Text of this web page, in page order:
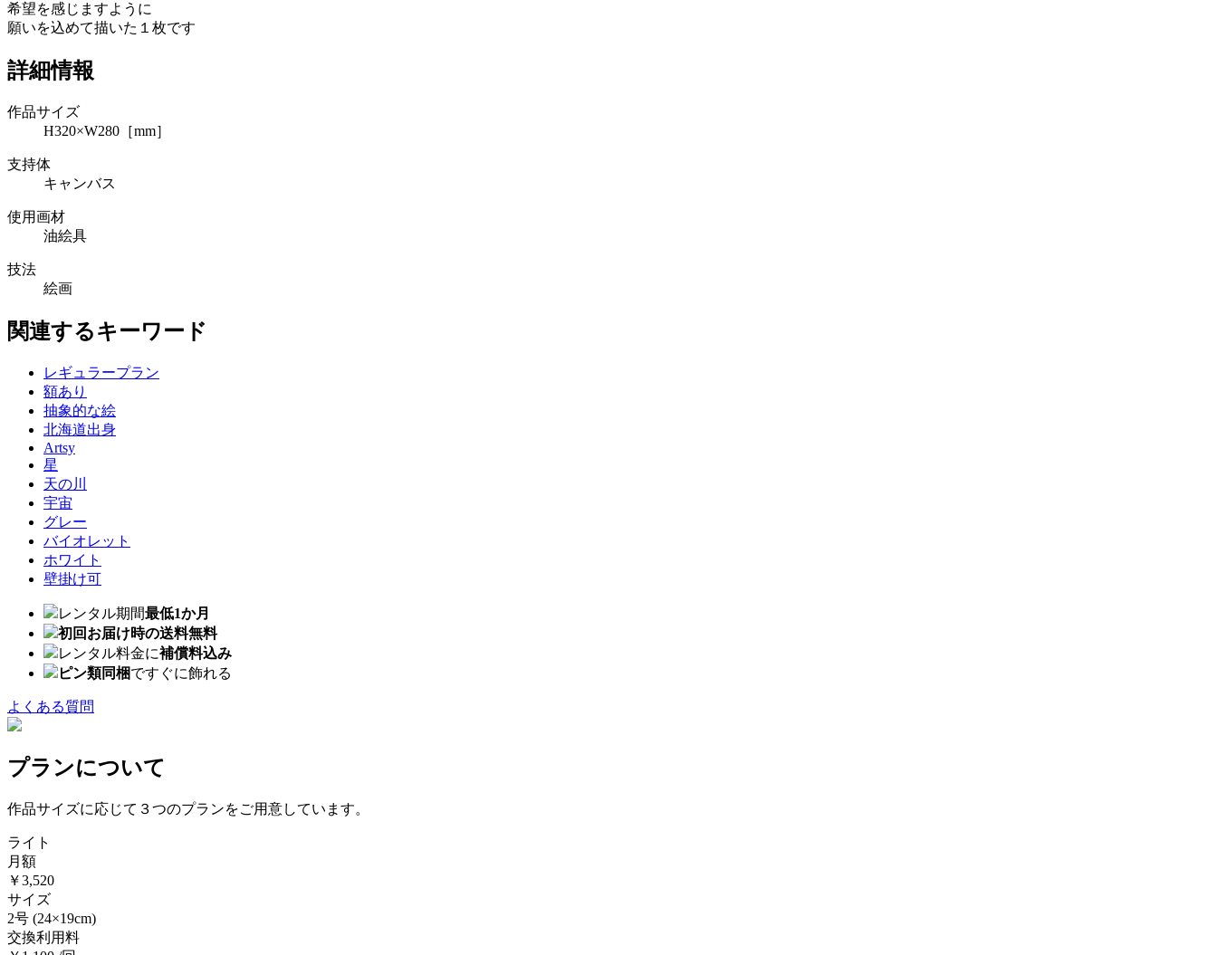
希望を感じますように
願いを込めて描いた１枚です
詳細情報
作品サイズ
H320×W280［mm］
支持体
キャンバス
使用画材
油絵具
技法
絵画
関連するキーワード
レギュラープラン
額あり
抽象的な絵
北海道出身
Artsy
星
天の川
宇宙
グレー
バイオレット
ホワイト
壁掛け可
レンタル期間最低1か月
初回お届け時の送料無料
レンタル料金に補償料込み
ピン類同梱ですぐに飾れる
よくある質問
プランについて
作品サイズに応じて３つのプランをご用意しています。
ライト
月額
￥3,520
サイズ
2号 (24×19cm)
交換利用料